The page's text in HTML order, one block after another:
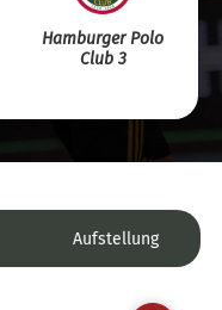
Hamburger Polo
Club 3
Aufstellung